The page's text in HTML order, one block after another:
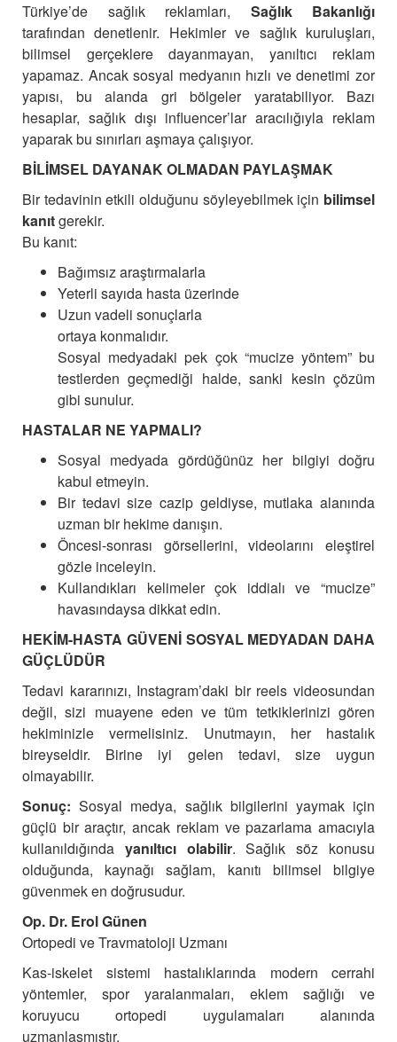
Türkiye’de sağlık reklamları, Sağlık Bakanlığı
tarafından denetlenir. Hekimler ve sağlık kuruluşları,
bilimsel gerçeklere dayanmayan, yanıltıcı reklam
yapamaz. Ancak sosyal medyanın hızlı ve denetimi zor
yapısı, bu alanda gri bölgeler yaratabiliyor. Bazı
hesaplar, sağlık dışı influencer’lar aracılığıyla reklam
yaparak bu sınırları aşmaya çalışıyor.
BİLİMSEL DAYANAK OLMADAN PAYLAŞMAK
Bir tedavinin etkili olduğunu söyleyebilmek için bilimsel
kanıtgerekir.
Bu kanıt:
Bağımsız araştırmalarla
Yeterli sayıda hasta üzerinde
Uzun vadeli sonuçlarla
ortaya konmalıdır.
Sosyal medyadaki pek çok “mucize yöntem” bu
testlerden geçmediği halde, sanki kesin çözüm
gibi sunulur.
HASTALAR NE YAPMALI?
Sosyal medyada gördüğünüz her bilgiyi doğru
kabul etmeyin.
Bir tedavi size cazip geldiyse, mutlaka alanında
uzman bir hekime danışın.
Öncesi-sonrası görsellerini, videolarını eleştirel
gözle inceleyin.
Kullandıkları kelimeler çok iddialı ve “mucize”
havasındaysa dikkat edin.
HEKİM-HASTA GÜVENİ SOSYAL MEDYADAN DAHA
GÜÇLÜDÜR
Tedavi kararınızı, Instagram’daki bir reels videosundan
değil, sizi muayene eden ve tüm tetkiklerinizi gören
hekiminizle vermelisiniz. Unutmayın, her hastalık
bireyseldir. Birine iyi gelen tedavi, size uygun
olmayabilir.
Sonuç: Sosyal medya, sağlık bilgilerini yaymak için
güçlü bir araçtır, ancak reklam ve pazarlama amacıyla
kullanıldığında yanıltıcı olabilir. Sağlık söz konusu
olduğunda, kaynağı sağlam, kanıtı bilimsel bilgiye
güvenmek en doğrusudur.
Op. Dr. Erol Günen
Ortopedi ve Travmatoloji Uzmanı
Kas-iskelet sistemi hastalıklarında modern cerrahi
yöntemler, spor yaralanmaları, eklem sağlığı ve
koruyucu ortopedi uygulamaları alanında
uzmanlaşmıştır.